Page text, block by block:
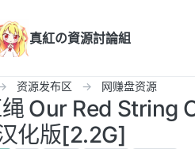
真紅の資源討論組
资源发布区 网赚盘资源
Our Red String
化版[2.2G]